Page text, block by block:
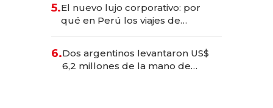
Fénix
5.El nuevo lujo corporativo: por
qué en Perú los viajes de
transformadoras
6.Dos argentinos levantaron US$
6,2 millones de la mano de